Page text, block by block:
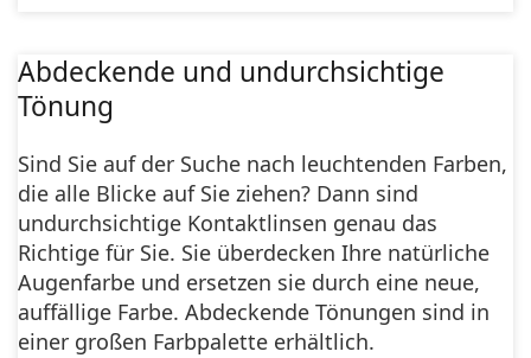
Abdeckende und undurchsichtige
Tönung
Sind Sie auf der Suche nach leuchtenden Farben,
die alle Blicke auf Sie ziehen? Dann sind
undurchsichtige Kontaktlinsen genau das
Richtige für Sie. Sie überdecken Ihre natürliche
Augenfarbe und ersetzen sie durch eine neue,
auffällige Farbe. Abdeckende Tönungen sind in
einer großen Farbpalette erhältlich.